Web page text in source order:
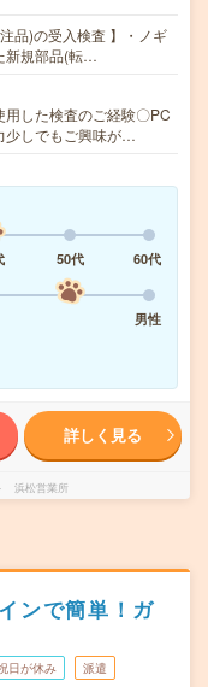
品)の受入検査 】・ノギ
新規部品(転…
した検査のご経験〇PC
少しでもご興味が…
50代
60代
男性
詳しく見る
浜松営業所
ンで簡単！ガ
日が休み 派遣